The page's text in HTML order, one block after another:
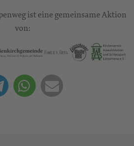
ist eine gemeinsame Aktion
von: